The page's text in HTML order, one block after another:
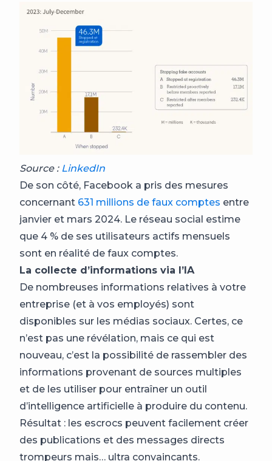
Source : LinkedIn
De son côté, Facebook a pris des mesures
concernant 631 millions de faux comptes entre
janvier et mars 2024. Le réseau social estime
que 4 % de ses utilisateurs actifs mensuels
sont en réalité de faux comptes.
La collecte d’informations via l’IA
De nombreuses informations relatives à votre
entreprise (et à vos employés) sont
disponibles sur les médias sociaux. Certes, ce
n’est pas une révélation, mais ce qui est
nouveau, c’est la possibilité de rassembler des
informations provenant de sources multiples
et de les utiliser pour entraîner un outil
d’intelligence artificielle à produire du contenu.
Résultat : les escrocs peuvent facilement créer
des publications et des messages directs
trompeurs mais… ultra convaincants.